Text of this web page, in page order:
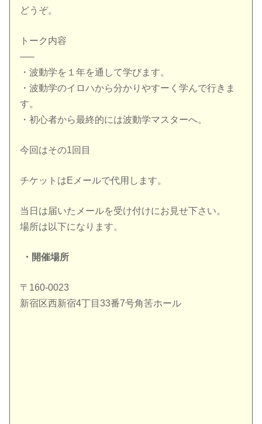
どうぞ。
トーク内容
—–
・波動学を１年を通して学びます。
・波動学のイロハから分かりやすーく学んで行きま
す。
・初心者から最終的には波動学マスターへ。
今回はその1回目
チケットはEメールで代用します。
当日は届いたメールを受け付けにお見せ下さい。
場所は以下になります。
・開催場所
〒160-0023
新宿区西新宿4丁目33番7号角筈ホール